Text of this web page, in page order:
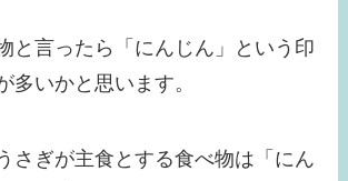
と言ったら「にんじん」という印
多いかと思います。
さぎが主食とする食べ物は「にん